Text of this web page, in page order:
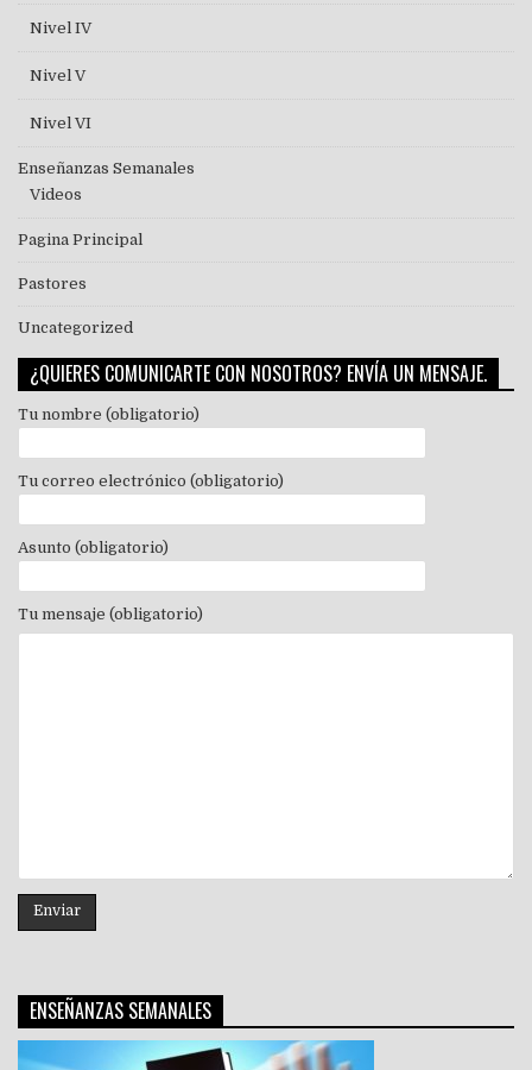
Nivel IV
Nivel V
Nivel VI
Enseñanzas Semanales
Videos
Pagina Principal
Pastores
Uncategorized
¿QUIERES COMUNICARTE CON NOSOTROS? ENVÍA UN MENSAJE.
Tu nombre (obligatorio)
Tu correo electrónico (obligatorio)
Asunto (obligatorio)
Tu mensaje (obligatorio)
ENSEÑANZAS SEMANALES